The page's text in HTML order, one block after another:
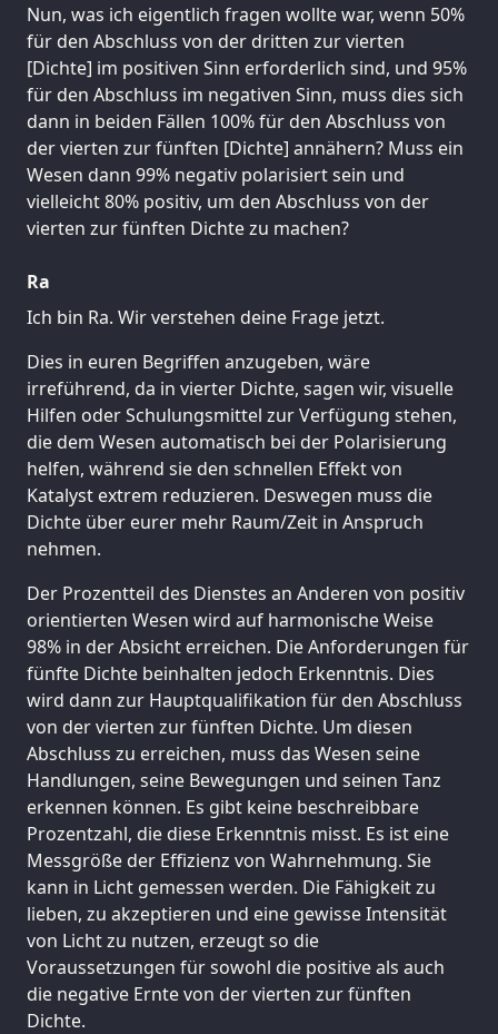
Nun, was ich eigentlich fragen wollte war, wenn 50%
für den Abschluss von der dritten zur vierten
[Dichte] im positiven Sinn erforderlich sind, und 95%
für den Abschluss im negativen Sinn, muss dies sich
dann in beiden Fällen 100% für den Abschluss von
der vierten zur fünften [Dichte] annähern? Muss ein
Wesen dann 99% negativ polarisiert sein und
vielleicht 80% positiv, um den Abschluss von der
vierten zur fünften Dichte zu machen?
Ra
Ich bin Ra. Wir verstehen deine Frage jetzt.
Dies in euren Begriffen anzugeben, wäre
irreführend, da in vierter Dichte, sagen wir, visuelle
Hilfen oder Schulungsmittel zur Verfügung stehen,
die dem Wesen automatisch bei der Polarisierung
helfen, während sie den schnellen Effekt von
Katalyst extrem reduzieren. Deswegen muss die
Dichte über eurer mehr Raum/Zeit in Anspruch
nehmen.
Der Prozentteil des Dienstes an Anderen von positiv
orientierten Wesen wird auf harmonische Weise
98% in der Absicht erreichen. Die Anforderungen für
fünfte Dichte beinhalten jedoch Erkenntnis. Dies
wird dann zur Hauptqualifikation für den Abschluss
von der vierten zur fünften Dichte. Um diesen
Abschluss zu erreichen, muss das Wesen seine
Handlungen, seine Bewegungen und seinen Tanz
erkennen können. Es gibt keine beschreibbare
Prozentzahl, die diese Erkenntnis misst. Es ist eine
Messgröße der Effizienz von Wahrnehmung. Sie
kann in Licht gemessen werden. Die Fähigkeit zu
lieben, zu akzeptieren und eine gewisse Intensität
von Licht zu nutzen, erzeugt so die
Voraussetzungen für sowohl die positive als auch
die negative Ernte von der vierten zur fünften
Dichte.